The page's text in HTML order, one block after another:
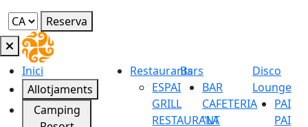
Reserva
Inici
Allotjaments
Camping
Restaurants
ESPAI
GRILL
RESTAURANT
Bars
BAR
CAFETERIA
"LA
Disco
Lounge
PAI
PAI